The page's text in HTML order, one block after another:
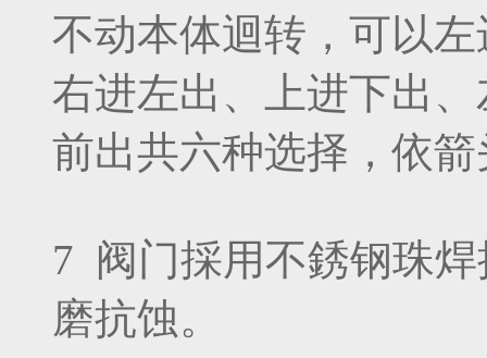
不动本体迴转，可以
右进左出、上进下出
前出共六种选择，依
7 阀门採用不銹钢珠
磨抗蚀。